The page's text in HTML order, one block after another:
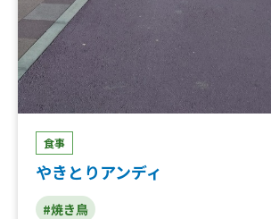
食事
やきとりアンディ
#焼き鳥